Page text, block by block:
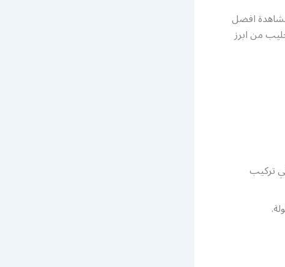
افضل
من ابرز
تركيب